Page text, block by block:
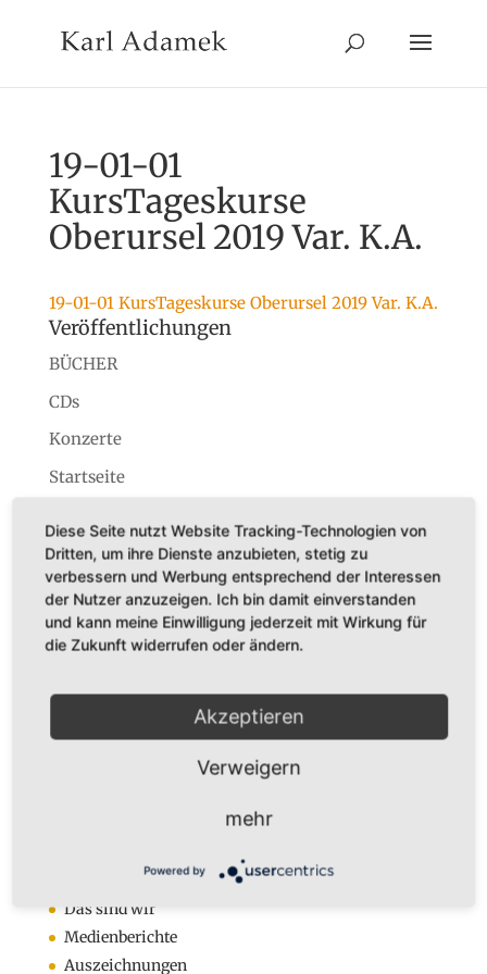
19-01-01
KursTageskurse
Oberursel 2019 Var. K.A.
19-01-01 KursTageskurse Oberursel 2019 Var. K.A.
Veröffentlichungen
BÜCHER
CDs
Konzerte
Startseite
Dr. Karl Adamek
Augustastr. 32
Tel. +49 (0)160-7877562
Fax +49 (0)2324-570405
infos@karladamek.de
Das sind wir
Medienberichte
Auszeichnungen
Diese Seite nutzt Website Tracking-Technologien von
Dritten, um ihre Dienste anzubieten, stetig zu
verbessern und Werbung entsprechend der Interessen
der Nutzer anzuzeigen. Ich bin damit einverstanden
und kann meine Einwilligung jederzeit mit Wirkung für
die Zukunft widerrufen oder ändern.
Akzeptieren
Verweigern
mehr
Powered by